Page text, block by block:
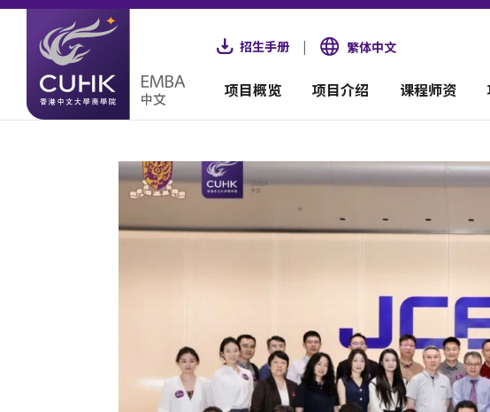
招生手册 | 繁体中文
项目概览 项目介绍 课程师资